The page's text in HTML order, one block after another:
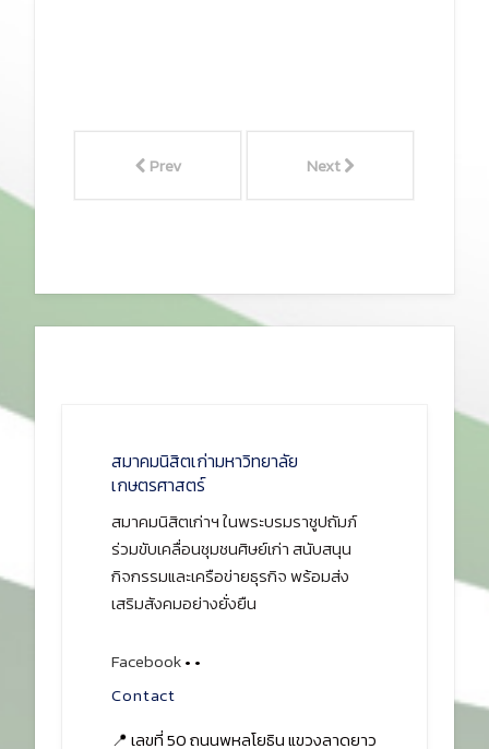
Prev Next
สมาคมนิสิตเก่ามหาวิทยาลัย
เกษตรศาสตร์
สมาคมนิสิตเก่าฯ ในพระบรมราชูปถัมภ์
ร่วมขับเคลื่อนชุมชนศิษย์เก่า สนับสนุน
กิจกรรมและเครือข่ายธุรกิจ พร้อมส่ง
เสริมสังคมอย่างยั่งยืน
Facebook• •
Contact
📍 เลขที่ 50 ถนนพหลโยธิน แขวงลาดยาว